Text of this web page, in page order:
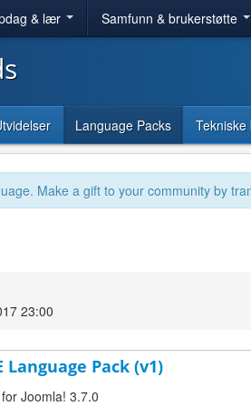
& lær Samfunn & brukerstøtte
Language Packs Tekniske
Make a gift to your community by
23:00
Language Pack (v1)
Joomla! 3.7.0